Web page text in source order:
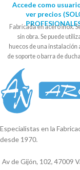
Accede como
ver precios
Fabricada en acero inox.
sin obra. Se puede
huecos de una
de soporte o barra de
rótula duchón: 42cm
de la barra horizontal:
Conexión Directa.
por: 1 Barra de ducha
Mango de ducha cromo/
SELLA 1 flexo acero/latón
monomando ducha
Especialistas en la
desde 1970.
Av de Gijón, 102, 47009